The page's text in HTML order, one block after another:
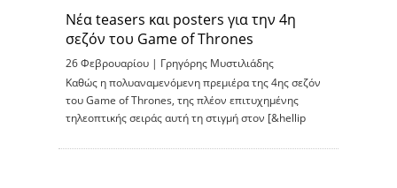
Νέα teasers και posters για την 4η
σεζόν του Game of Thrones
26 Φεβρουαρίου | Γρηγόρης Μυστιλιάδης
Καθώς η πολυαναμενόμενη πρεμιέρα της 4ης σεζόν
του Game of Thrones, της πλέον επιτυχημένης
τηλεοπτικής σειράς αυτή τη στιγμή στον [&hellip